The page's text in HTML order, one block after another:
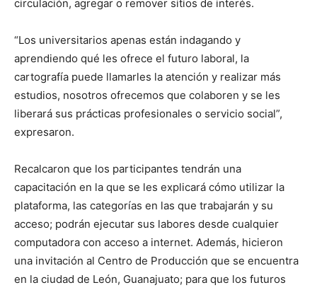
circulación, agregar o remover sitios de interés.
“Los universitarios apenas están indagando y
aprendiendo qué les ofrece el futuro laboral, la
cartografía puede llamarles la atención y realizar más
estudios, nosotros ofrecemos que colaboren y se les
liberará sus prácticas profesionales o servicio social”,
expresaron.
Recalcaron que los participantes tendrán una
capacitación en la que se les explicará cómo utilizar la
plataforma, las categorías en las que trabajarán y su
acceso; podrán ejecutar sus labores desde cualquier
computadora con acceso a internet. Además, hicieron
una invitación al Centro de Producción que se encuentra
en la ciudad de León, Guanajuato; para que los futuros